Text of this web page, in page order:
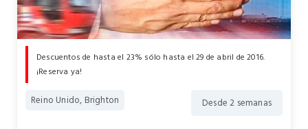
Descuentos de hasta el 23% sólo hasta el 29 de abril de 2016.
¡Reserva ya!
Reino Unido, Brighton Desde 2 semanas